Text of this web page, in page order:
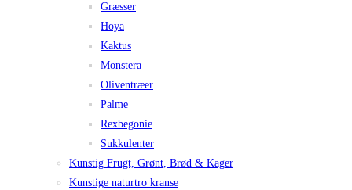
Græsser
Hoya
Kaktus
Monstera
Oliventræer
Palme
Rexbegonie
Sukkulenter
Kunstig Frugt, Grønt, Brød & Kager
Kunstige naturtro kranse